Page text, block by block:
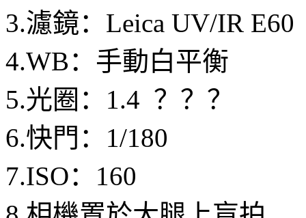
3.濾鏡：Leica UV/IR E60
4.WB：手動白平衡
5.光圈：1.4 ？？？
6.快門：1/180
7.ISO：160